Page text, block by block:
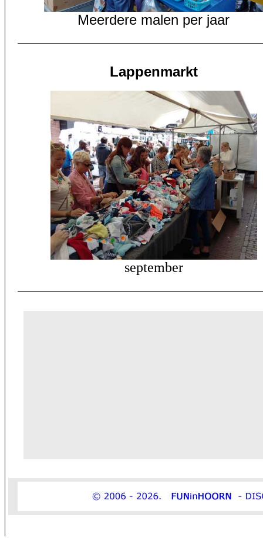
Meerdere malen per jaar
Lappenmarkt
september